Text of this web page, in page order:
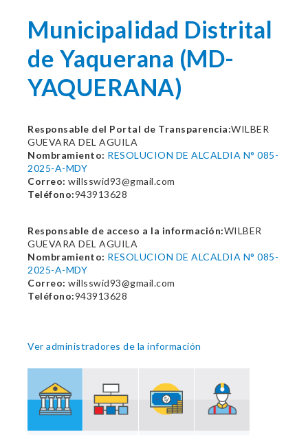
Municipalidad Distrital
de Yaquerana (MD-
YAQUERANA)
Responsable del Portal de Transparencia:WILBER
GUEVARA DEL AGUILA
Nombramiento: RESOLUCION DE ALCALDIA N° 085-
2025-A-MDY
Correo: willsswid93@gmail.com
Teléfono:943913628
Responsable de acceso a la información:WILBER
GUEVARA DEL AGUILA
Nombramiento: RESOLUCION DE ALCALDIA N° 085-
2025-A-MDY
Correo: willsswid93@gmail.com
Teléfono:943913628
Ver administradores de la información